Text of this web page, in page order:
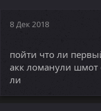
8 Дек 2018
пойти что ли
акк ломанули шмот
ли